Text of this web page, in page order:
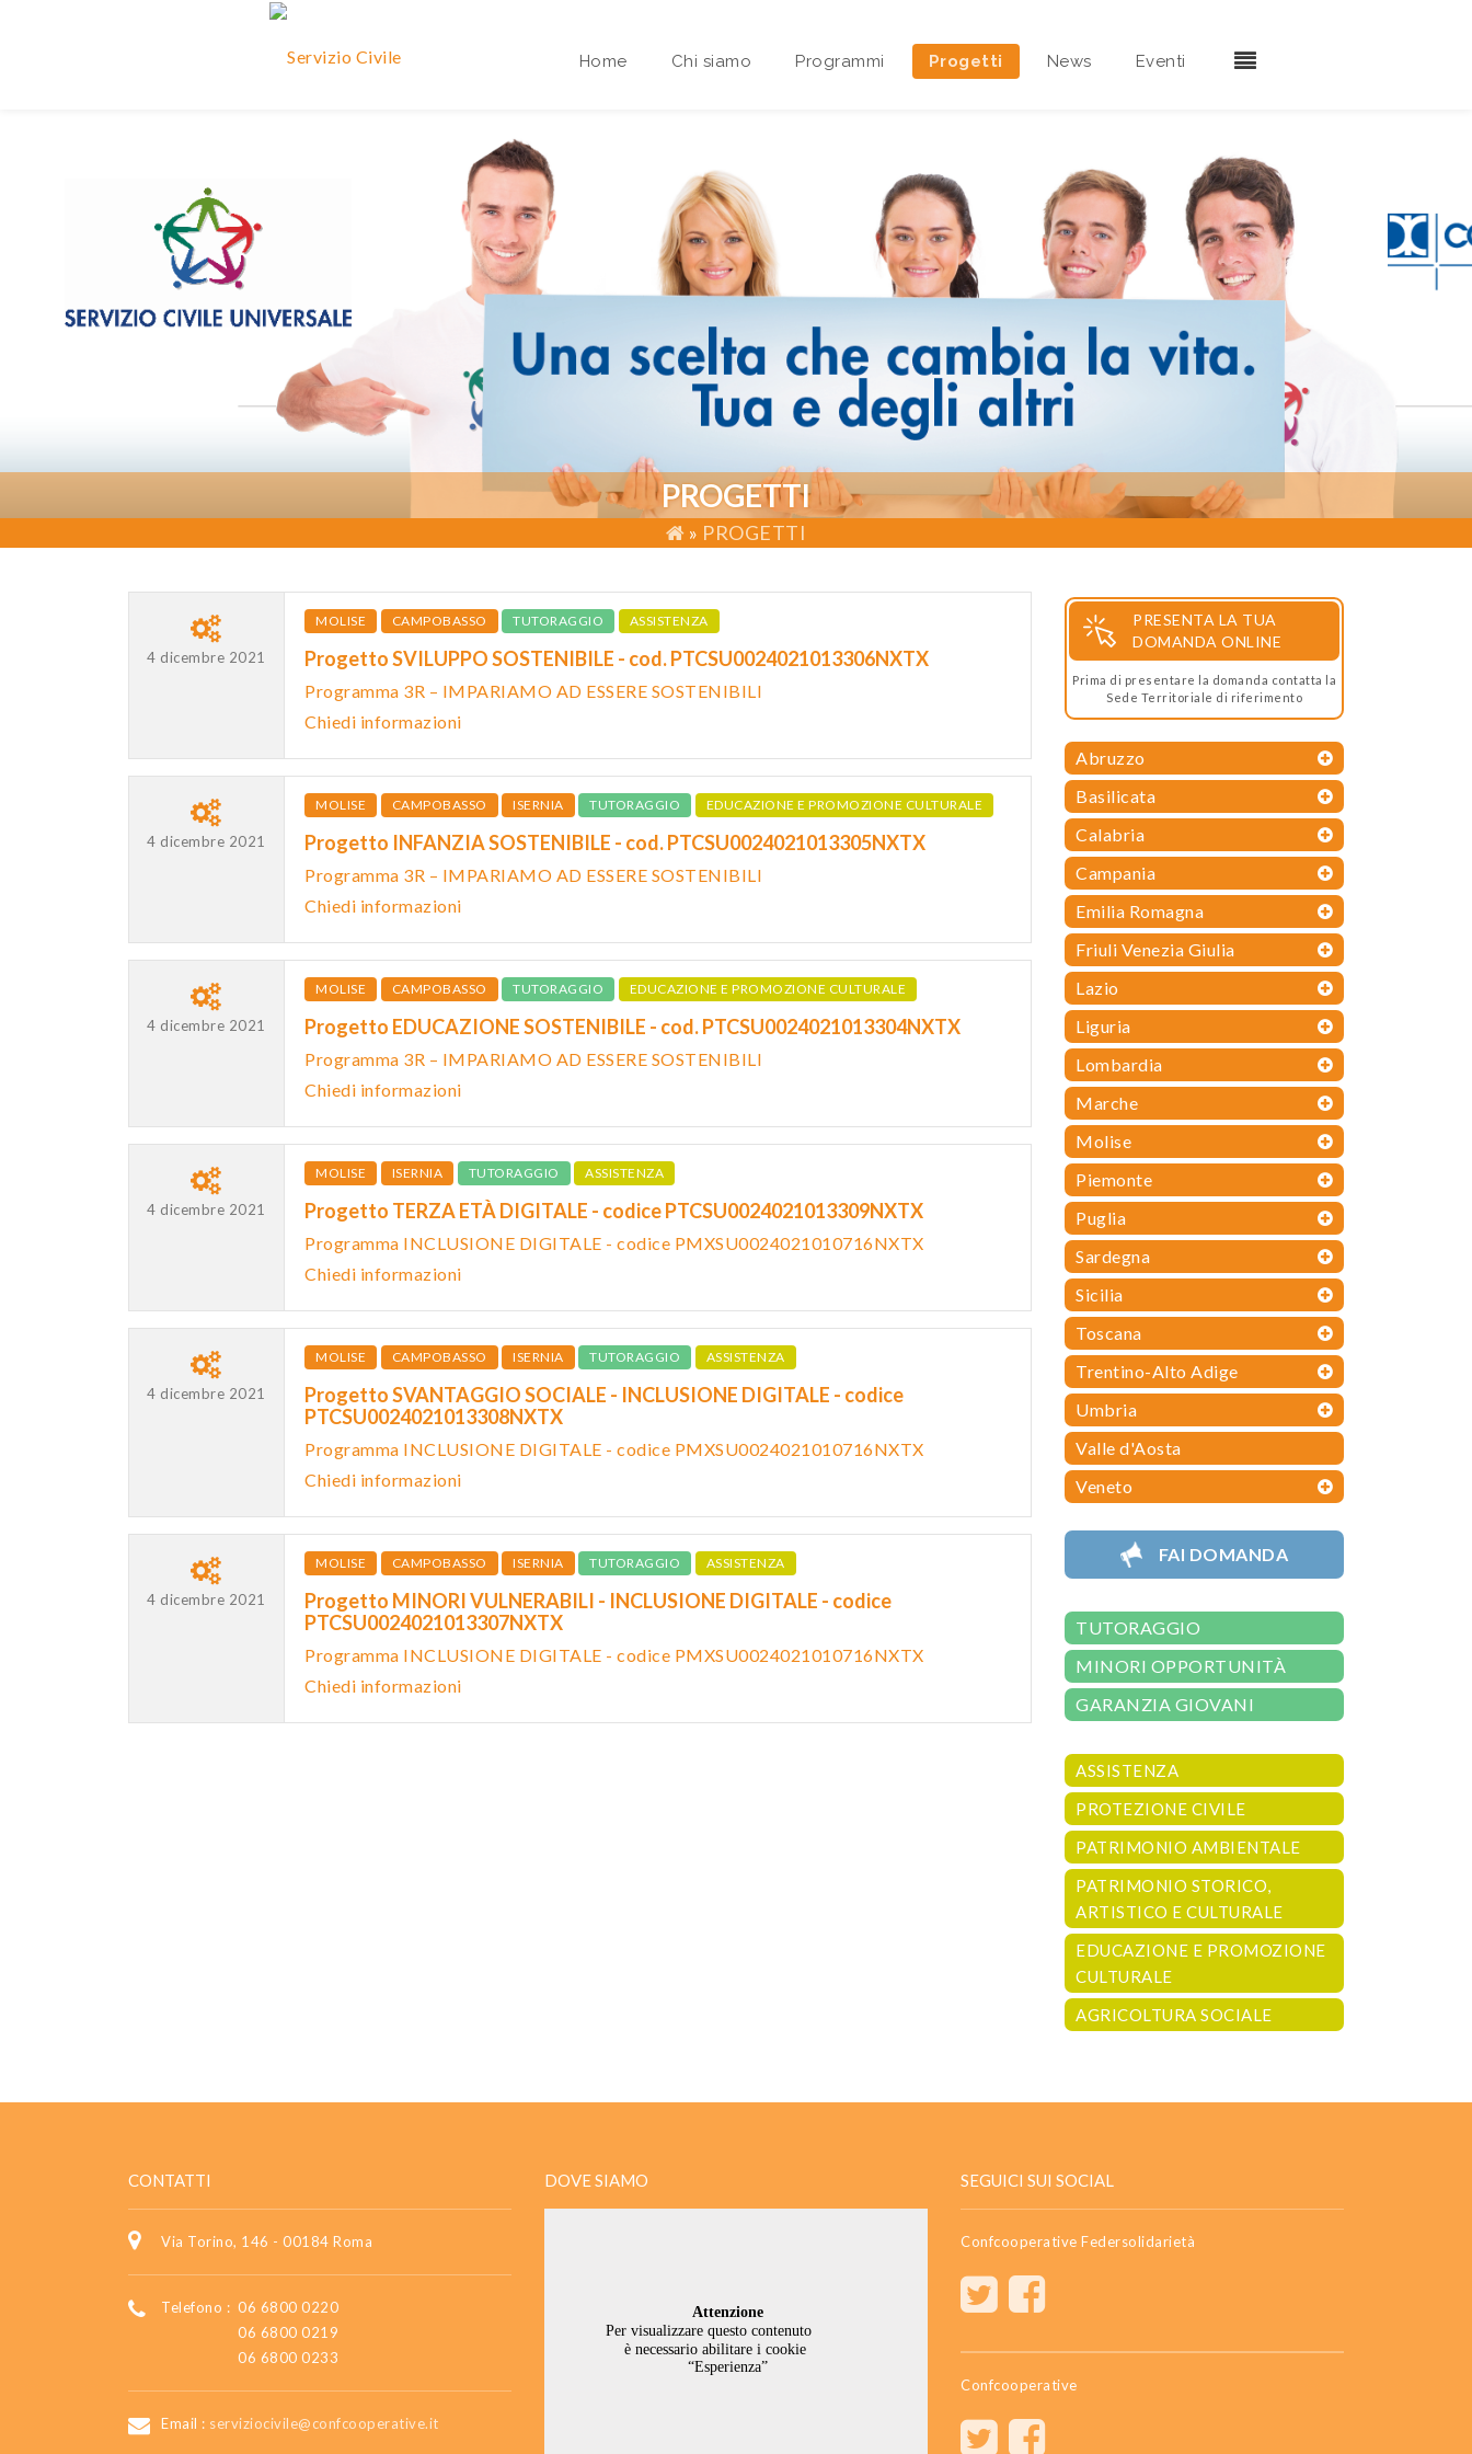
Home Chi siamo
Area riservata Sedi Territoriali
Programmi Progetti News Eventi
PROGETTI
» PROGETTI
4 dicembre 2021
MOLISE CAMPOBASSO TUTORAGGIO ASSISTENZA
Progetto SVILUPPO SOSTENIBILE - cod. PTCSU0024021013306NXTX
Programma 3R – IMPARIAMO AD ESSERE SOSTENIBILI
Chiedi informazioni
4 dicembre 2021
MOLISE CAMPOBASSO ISERNIA TUTORAGGIO EDUCAZIONE E PROMOZIONE CULTURALE
Progetto INFANZIA SOSTENIBILE - cod. PTCSU0024021013305NXTX
Programma 3R – IMPARIAMO AD ESSERE SOSTENIBILI
Chiedi informazioni
4 dicembre 2021
MOLISE CAMPOBASSO TUTORAGGIO EDUCAZIONE E PROMOZIONE CULTURALE
Progetto EDUCAZIONE SOSTENIBILE - cod. PTCSU0024021013304NXTX
Programma 3R – IMPARIAMO AD ESSERE SOSTENIBILI
Chiedi informazioni
4 dicembre 2021
MOLISE ISERNIA TUTORAGGIO ASSISTENZA
Progetto TERZA ETÀ DIGITALE - codice PTCSU0024021013309NXTX
Programma INCLUSIONE DIGITALE - codice PMXSU0024021010716NXTX
Chiedi informazioni
4 dicembre 2021
MOLISE CAMPOBASSO ISERNIA TUTORAGGIO ASSISTENZA
Progetto SVANTAGGIO SOCIALE - INCLUSIONE DIGITALE - codice
PTCSU0024021013308NXTX
Programma INCLUSIONE DIGITALE - codice PMXSU0024021010716NXTX
Chiedi informazioni
4 dicembre 2021
MOLISE CAMPOBASSO ISERNIA TUTORAGGIO ASSISTENZA
Progetto MINORI VULNERABILI - INCLUSIONE DIGITALE - codice
PTCSU0024021013307NXTX
Programma INCLUSIONE DIGITALE - codice PMXSU0024021010716NXTX
Chiedi informazioni
PRESENTA LA TUA
DOMANDA ONLINE
Prima di presentare la domanda contatta la
Sede Territoriale di riferimento
Abruzzo
Basilicata
Calabria
Campania
Emilia Romagna
Friuli Venezia Giulia
Lazio
Liguria
Lombardia
Marche
Molise
Piemonte
Puglia
Sardegna
Sicilia
Toscana
Trentino-Alto Adige
Umbria
Valle d'Aosta
Veneto
FAI DOMANDA
TUTORAGGIO
MINORI OPPORTUNITÀ
GARANZIA GIOVANI
ASSISTENZA
PROTEZIONE CIVILE
PATRIMONIO AMBIENTALE
PATRIMONIO STORICO,
ARTISTICO E CULTURALE
EDUCAZIONE E PROMOZIONE
CULTURALE
AGRICOLTURA SOCIALE
CONTATTI
Via Torino, 146 - 00184 Roma
Telefono : 06 6800 0220
06 6800 0219
06 6800 0233
Email : serviziocivile@confcooperative.it
DOVE SIAMO SEGUICI SUI SOCIAL
Confcooperative Federsolidarietà
Confcooperative